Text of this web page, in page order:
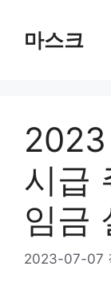
마스크
2023
시급
임금
2023-07-07